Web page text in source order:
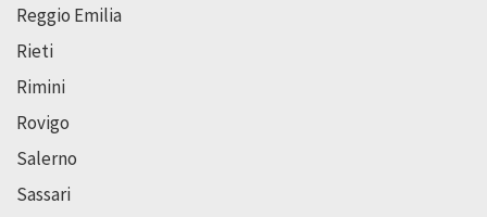
Reggio Emilia
Rieti
Rimini
Rovigo
Salerno
Sassari